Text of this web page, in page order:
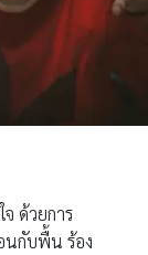
ด้วยการ
นกับพื้น ร้อง